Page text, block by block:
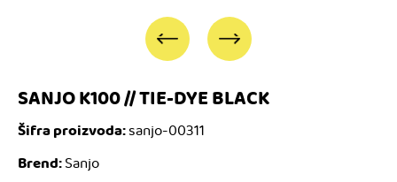
SANJO K100 // TIE-DYE BLACK
Šifra proizvoda:sanjo-00311
Brend:Sanjo